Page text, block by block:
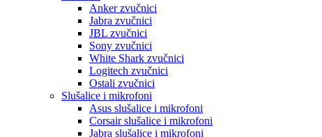
Anker zvučnici
Jabra zvučnici
JBL zvučnici
Sony zvučnici
White Shark zvučnici
Logitech zvučnici
Ostali zvučnici
Slušalice i mikrofoni
Asus slušalice i mikrofoni
Corsair slušalice i mikrofoni
Jabra slušalice i mikrofoni